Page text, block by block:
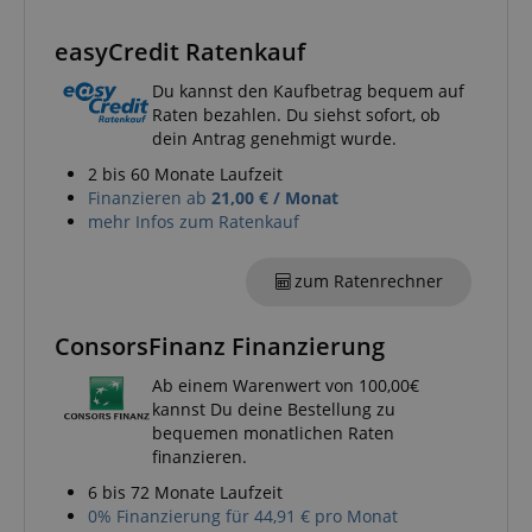
easyCredit Ratenkauf
Du kannst den Kaufbetrag bequem auf
Raten bezahlen. Du siehst sofort, ob
dein Antrag genehmigt wurde.
2 bis 60 Monate Laufzeit
Finanzieren ab 21,00 € / Monat
mehr Infos zum Ratenkauf
zum Ratenrechner
ConsorsFinanz Finanzierung
Ab einem Warenwert von 100,00€
kannst Du deine Bestellung zu
bequemen monatlichen Raten
finanzieren.
6 bis 72 Monate Laufzeit
0% Finanzierung für 44,91 € pro Monat
amazon-pay-connectedAuth
Amazon
www.kirstein.de
apay-session-set
CookieScriptConsent
CookieScript
Google-
Datenschutzerklärung